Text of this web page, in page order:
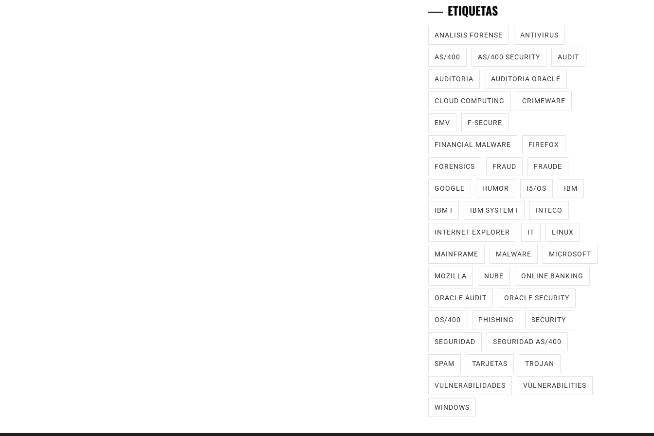
ETIQUETAS
ANALISIS FORENSE ANTIVIRUS
AS/400 AS/400 SECURITY AUDIT
AUDITORIA AUDITORIA ORACLE
CLOUD COMPUTING CRIMEWARE
EMV F-SECURE
FINANCIAL MALWARE FIREFOX
FORENSICS FRAUD FRAUDE
GOOGLE HUMOR I5/OS IBM
IBM I IBM SYSTEM I INTECO
INTERNET EXPLORER IT LINUX
MAINFRAME MALWARE MICROSOFT
MOZILLA NUBE ONLINE BANKING
ORACLE AUDIT ORACLE SECURITY
OS/400 PHISHING SECURITY
SEGURIDAD SEGURIDAD AS/400
SPAM TARJETAS TROJAN
VULNERABILIDADES VULNERABILITIES
WINDOWS